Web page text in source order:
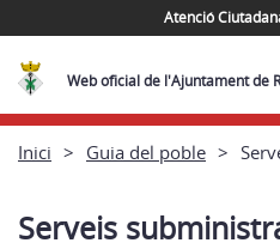
Atenció
Web oficial de l'Ajuntament de
Inici Guia del poble
Serveis